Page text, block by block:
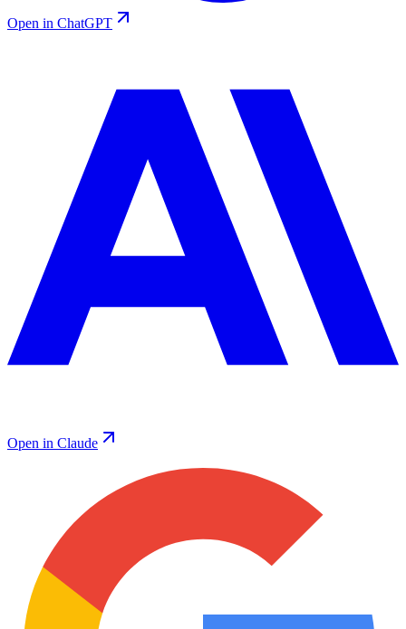
Open in ChatGPT
Open in Claude